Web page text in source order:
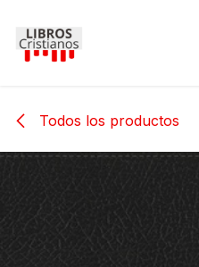
Todos los productos